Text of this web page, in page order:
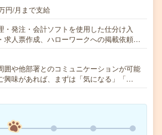
円/月まで支給
・発注・会計ソフトを使用した仕分け入
求人票作成、ハローワークへの掲載依頼…
や他部署とのコミュニケーションが可能
興味があれば、まずは「気になる」「…